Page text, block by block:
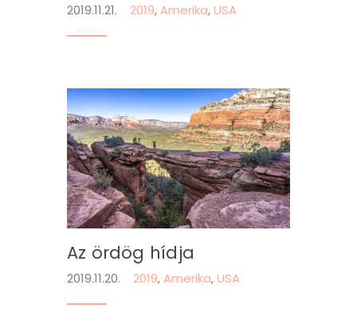
2019.11.21. 2019,Amerika,USA
Az ördög hídja
2019.11.20. 2019,Amerika,USA